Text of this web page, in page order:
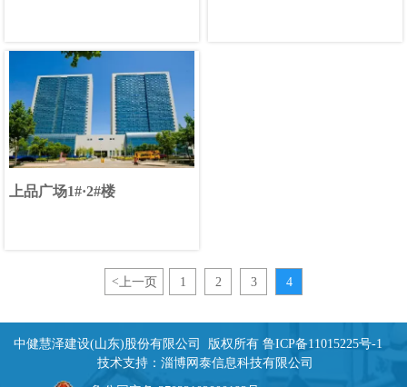
上品广场1#·2#楼
< 上一页 1 2 3 4
中健慧泽建设(山东)股份有限公司 版权所有 鲁ICP备11015225号-1
技术支持： 淄博网泰信息科技有限公司